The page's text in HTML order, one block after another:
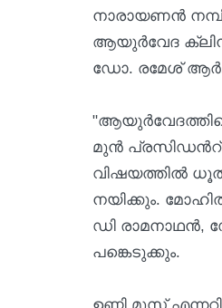
നാരായണന്‍
ആയുർവേദ
ഡോ. രമേശ്
മുന്‍ പ്രസിഡന്‍റ്
വിഷയത്തില്‍
നയിക്കും.
ഡി രാമനാഥൻ,
പങ്കെടുക്കും.